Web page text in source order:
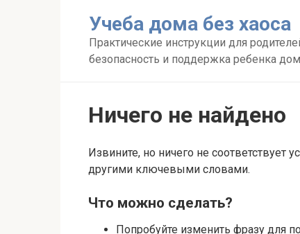
Учеба дома без хаоса
Практические инструкции для
безопасность и поддержка ребенка
Ничего не найдено
Извините, но ничего не соответствует
другими ключевыми словами.
Что можно сделать?
Попробуйте изменить фразу для